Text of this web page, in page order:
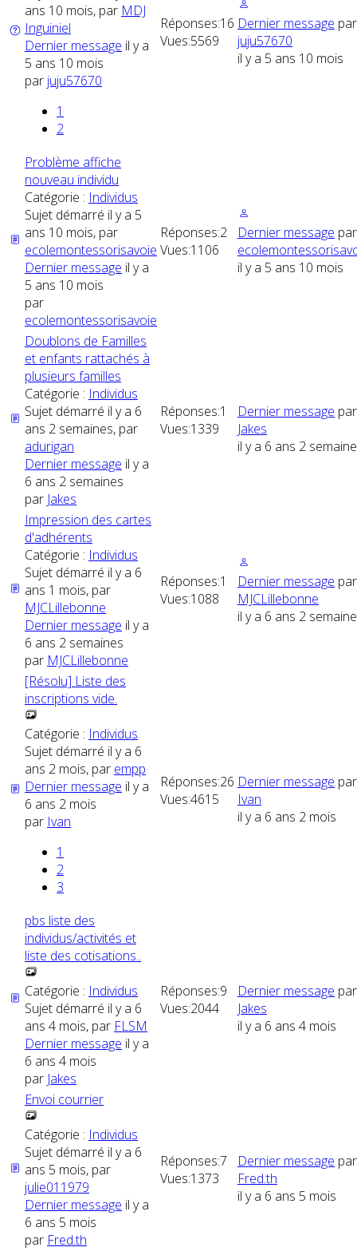
ans 10 mois, par MDJ
Inguiniel
Dernier message il y a
5 ans 10 mois
par juju57670
1
2
Réponses:16
Vues:5569
Dernier message par
juju57670
il y a 5 ans 10 mois
Problème affiche
nouveau individu
Catégorie : Individus
Sujet démarré il y a 5
ans 10 mois, par
ecolemontessorisavoie
Dernier message il y a
5 ans 10 mois
par
ecolemontessorisavoie
Réponses:2
Vues:1106
Dernier message par
il y a 5 ans 10 mois
Doublons de Familles
et enfants rattachés à
plusieurs familles
Catégorie : Individus
Sujet démarré il y a 6
ans 2 semaines, par
adurigan
Dernier message il y a
6 ans 2 semaines
par Jakes
Réponses:1
Vues:1339
Dernier message par
Jakes
il y a 6 ans 2
Impression des cartes
d'adhérents
Catégorie : Individus
Sujet démarré il y a 6
ans 1 mois, par
MJCLillebonne
Dernier message il y a
6 ans 2 semaines
par MJCLillebonne
Réponses:1
Vues:1088
Dernier message par
MJCLillebonne
il y a 6 ans 2
[Résolu] Liste des
inscriptions vide.
Catégorie : Individus
Sujet démarré il y a 6
ans 2 mois, par empp
Dernier message il y a
6 ans 2 mois
par Ivan
1
2
3
Réponses:26
Vues:4615
Dernier message par
Ivan
il y a 6 ans 2 mois
pbs liste des
individus/activités et
liste des cotisations..
Catégorie : Individus
Sujet démarré il y a 6
ans 4 mois, par FLSM
Dernier message il y a
6 ans 4 mois
par Jakes
Réponses:9
Vues:2044
Dernier message par
Jakes
il y a 6 ans 4 mois
Envoi courrier
Catégorie : Individus
Sujet démarré il y a 6
ans 5 mois, par
julie011979
Dernier message il y a
6 ans 5 mois
par Fred.th
Réponses:7
Vues:1373
Dernier message par
Fred.th
il y a 6 ans 5 mois